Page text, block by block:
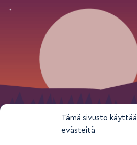
Tämä sivusto käyttää
evästeitä